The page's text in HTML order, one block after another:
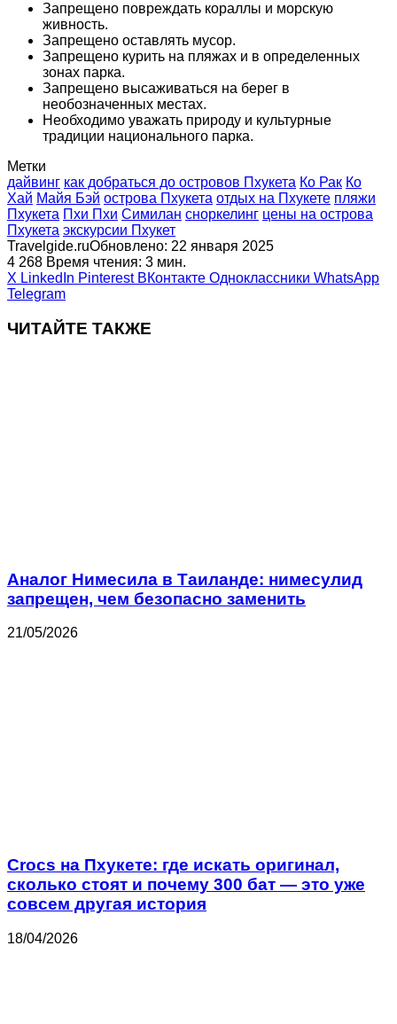
Запрещено повреждать кораллы и морскую
живность.
Запрещено оставлять мусор.
Запрещено курить на пляжах и в определенных
зонах парка.
Запрещено высаживаться на берег в
необозначенных местах.
Необходимо уважать природу и культурные
традиции национального парка.
Метки
дайвинг как добраться до островов Пхукета Ко Рак Ко
Хай Майя Бэй острова Пхукета отдых на Пхукете пляжи
Пхукета Пхи Пхи Симилан сноркелинг цены на острова
Пхукета экскурсии Пхукет
Travelgide.ruОбновлено: 22 января 2025
4 268 Время чтения: 3 мин.
X LinkedIn Pinterest ВКонтакте Одноклассники WhatsApp
Telegram
ЧИТАЙТЕ ТАКЖЕ
Аналог Нимесила в Таиланде: нимесулид
запрещен, чем безопасно заменить
21/05/2026
Crocs на Пхукете: где искать оригинал,
сколько стоят и почему 300 бат — это уже
совсем другая история
18/04/2026